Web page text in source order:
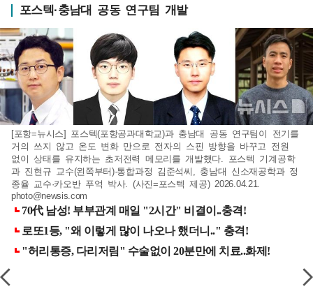
포스텍·충남대 공동 연구팀 개발
[포항=뉴시스] 포스텍(포항공과대학교)과 충남대 공동 연구팀이 전기를
거의 쓰지 않고 온도 변화 만으로 전자의 스핀 방향을 바꾸고 전원
없이 상태를 유지하는 초저전력 메모리를 개발했다. 포스텍 기계공학
과 진현규 교수(왼쪽부터)·통합과정 김준석씨, 충남대 신소재공학과 정
종율 교수·카오반 푸억 박사. (사진=포스텍 제공) 2026.04.21.
photo@newsis.com